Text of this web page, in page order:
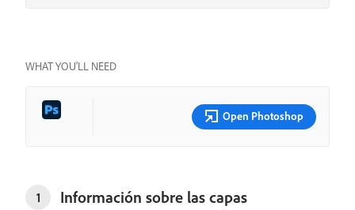
WHAT YOU’LL NEED
Open Photoshop
1
Información sobre las capas